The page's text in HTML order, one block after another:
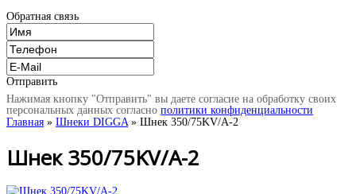
Обратная связь
Отправить
Нажимая кнопку "Отправить" вы даете согласие на обработку своих
персональных данных согласно политики конфиденциальности
Главная » Шнеки DIGGA» Шнек 350/75KV/A-2
Шнек 350/75KV/A-2